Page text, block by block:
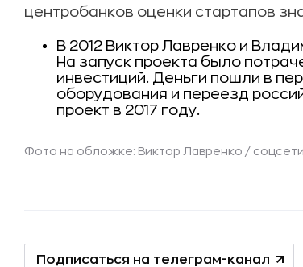
центробанков оценки стартапов
В 2012 Виктор Лавренко и
На запуск проекта было
инвестиций. Деньги пошли в
оборудования и переезд
проект в 2017 году.
Фото на обложке: Виктор Лавренко / соцсети
Подписаться на телеграм-канал